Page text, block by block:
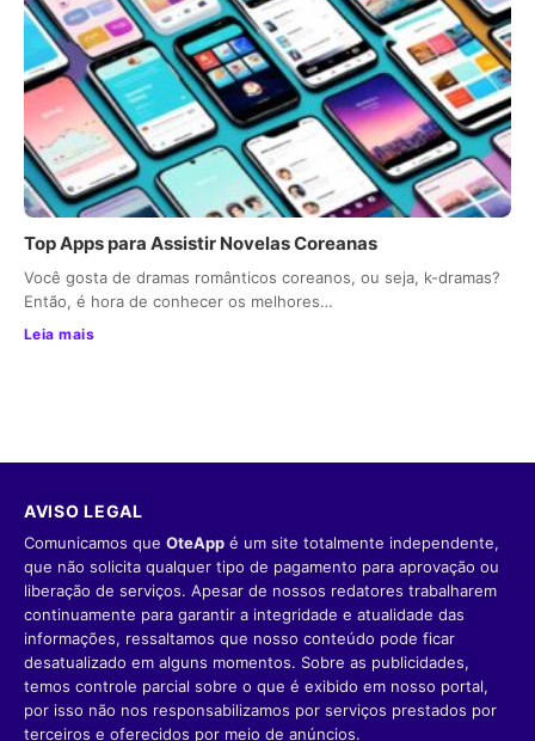
Top Apps para Assistir Novelas Coreanas
Você gosta de dramas românticos coreanos, ou seja, k-dramas?
Então, é hora de conhecer os melhores…
Leia mais
AVISO LEGAL
Comunicamos que OteApp é um site totalmente independente,
que não solicita qualquer tipo de pagamento para aprovação ou
liberação de serviços. Apesar de nossos redatores trabalharem
continuamente para garantir a integridade e atualidade das
informações, ressaltamos que nosso conteúdo pode ficar
desatualizado em alguns momentos. Sobre as publicidades,
temos controle parcial sobre o que é exibido em nosso portal,
por isso não nos responsabilizamos por serviços prestados por
terceiros e oferecidos por meio de anúncios.